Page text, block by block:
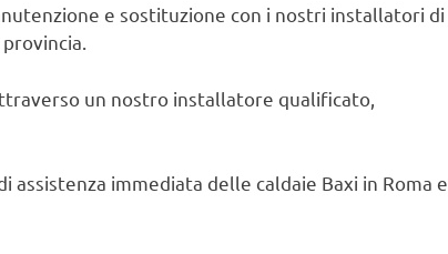
e sostituzione con i nostri installatori di
un nostro installatore qualificato,
assistenza immediata delle caldaie Baxi in Roma e